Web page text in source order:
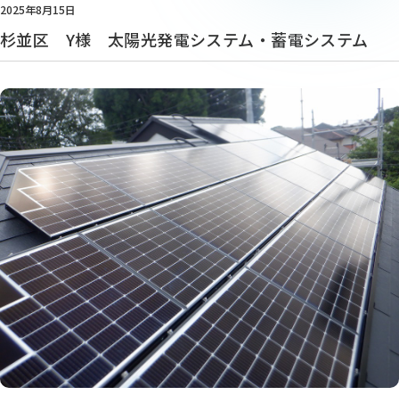
2025年8月15日
杉並区 Y様 太陽光発電システム・蓄電システム